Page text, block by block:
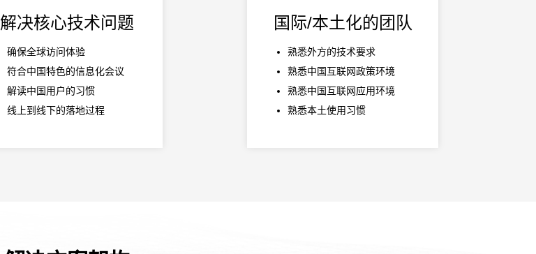
解决核心技术问题
确保全球访问体验
符合中国特色的信息化会议
解读中国用户的习惯
线上到线下的落地过程
国际/本土化的团队
熟悉外方的技术要求
熟悉中国互联网政策环境
熟悉中国互联网应用环境
熟悉本土使用习惯